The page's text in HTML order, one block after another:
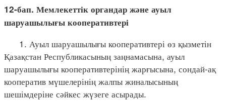
12-бап. Мемлекеттік органдар және ауыл
шаруашылығы кооперативтері
1. Ауыл шаруашылығы кооперативтері өз қызметін
Қазақстан Республикасының заңнамасына, ауыл
шаруашылығы кооперативтерінің жарғысына, сондай-ақ
кооператив мүшелерінің жалпы жиналысының
шешімдеріне сәйкес жүзеге асырады.